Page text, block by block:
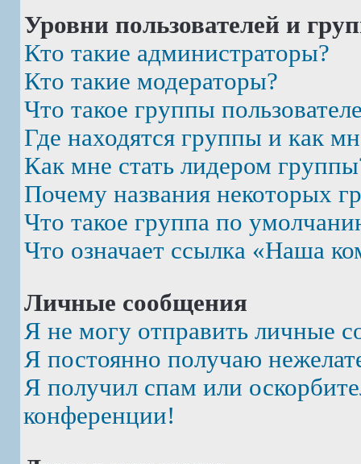
Уровни пользователей и
Кто такие администраторы?
Кто такие модераторы?
Что такое группы
Где находятся группы и как
Как мне стать лидером
Почему названия некоторых
Что такое группа по
Что означает ссылка «Наша
Личные сообщения
Я не могу отправить личные
Я постоянно получаю
Я получил спам или
конференции!